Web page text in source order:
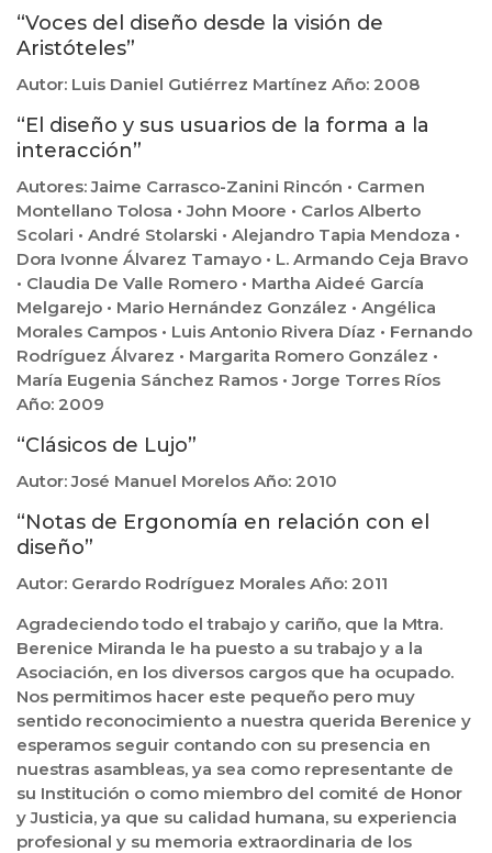
“Voces del diseño desde la visión de
Aristóteles”
Autor: Luis Daniel Gutiérrez Martínez Año: 2008
“El diseño y sus usuarios de la forma a la
interacción”
Autores: Jaime Carrasco-Zanini Rincón • Carmen
Montellano Tolosa • John Moore • Carlos Alberto
Scolari • André Stolarski • Alejandro Tapia Mendoza •
Dora Ivonne Álvarez Tamayo • L. Armando Ceja Bravo
• Claudia De Valle Romero • Martha Aideé García
Melgarejo • Mario Hernández González • Angélica
Morales Campos • Luis Antonio Rivera Díaz • Fernando
Rodríguez Álvarez • Margarita Romero González •
María Eugenia Sánchez Ramos • Jorge Torres Ríos
Año: 2009
“Clásicos de Lujo”
Autor: José Manuel Morelos Año: 2010
“Notas de Ergonomía en relación con el
diseño”
Autor: Gerardo Rodríguez Morales Año: 2011
Agradeciendo todo el trabajo y cariño, que la Mtra.
Berenice Miranda le ha puesto a su trabajo y a la
Asociación, en los diversos cargos que ha ocupado.
Nos permitimos hacer este pequeño pero muy
sentido reconocimiento a nuestra querida Berenice y
esperamos seguir contando con su presencia en
nuestras asambleas, ya sea como representante de
su Institución o como miembro del comité de Honor
y Justicia, ya que su calidad humana, su experiencia
profesional y su memoria extraordinaria de los